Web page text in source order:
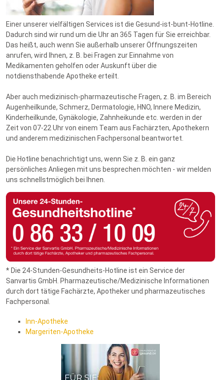
Einer unserer vielfältigen Services ist die Gesund-ist-bunt-Hotline.
Dadurch sind wir rund um die Uhr an 365 Tagen für Sie erreichbar.
Das heißt, auch wenn Sie außerhalb unserer Öffnungszeiten
anrufen, wird Ihnen, z. B. bei Fragen zur Einnahme von
Medikamenten geholfen oder Auskunft über die
notdiensthabende Apotheke erteilt.
Aber auch medizinisch-pharmazeutische Fragen, z. B. im Bereich
Augenheilkunde, Schmerz, Dermatologie, HNO, Innere Medizin,
Kinderheilkunde, Gynäkologie, Zahnheikunde etc. werden in der
Zeit von 07-22 Uhr von einem Team aus Fachärzten, Apothekern
und anderem medizinischen Fachpersonal beantwortet.
Die Hotline benachrichtigt uns, wenn Sie z. B. ein ganz
persönliches Anliegen mit uns besprechen möchten - wir melden
uns schnellstmöglich bei Ihnen.
* Die 24-Stunden-Gesundheits-Hotline ist ein Service der
Sanvartis GmbH. Pharmazeutische/Medizinische Informationen
durch dort tätige Fachärzte, Apotheker und pharmazeutisches
Fachpersonal.
Inn-Apotheke
Margeriten-Apotheke